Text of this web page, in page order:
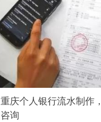
重庆个人银行流水制作
咨询